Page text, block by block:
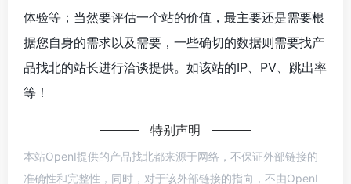
体验等；当然要评估一个站的价值，最主要还是需要根
据您自身的需求以及需要，一些确切的数据则需要找产
品找北的站长进行洽谈提供。如该站的IP、PV、跳出率
等！
特别声明
本站OpenI提供的产品找北都来源于网络，不保证外部链接的
准确性和完整性，同时，对于该外部链接的指向，不由OpenI